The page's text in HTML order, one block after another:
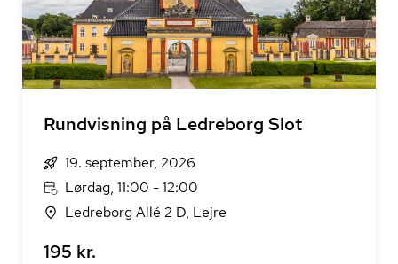
Rundvisning på Ledreborg Slot
19. september, 2026
Lørdag, 11:00 - 12:00
Ledreborg Allé 2 D, Lejre
195 kr.